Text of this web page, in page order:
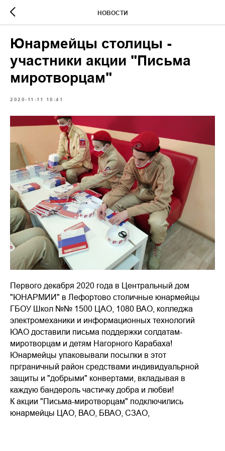
НОВОСТИ
Юнармейцы столицы -
участники акции "Письма
миротворцам"
2020-11-11 10:41
Первого декабря 2020 года в Центральный дом
"ЮНАРМИИ" в Лефортово столичные юнармейцы
ГБОУ Школ №№ 1500 ЦАО, 1080 ВАО, колледжа
электромеханики и информационных технологий
ЮАО доставили письма поддержки солдатам-
миротворцам и детям Нагорного Карабаха!
Юнармейцы упаковывали посылки в этот
прграничный район средствами индивидуальрной
защиты и "добрыми" конвертами, вкладывая в
каждую бандероль частичку добра и любви!
К акции "Письма-миротворцам" подключились
юнармейцы ЦАО, ВАО, БВАО, СЗАО,